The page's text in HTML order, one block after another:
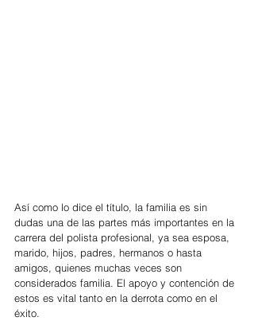
Así como lo dice el título, la familia es sin
dudas una de las partes más importantes en la
carrera del polista profesional, ya sea esposa,
marido, hijos, padres, hermanos o hasta
amigos, quienes muchas veces son
considerados familia. El apoyo y contención de
estos es vital tanto en la derrota como en el
éxito.